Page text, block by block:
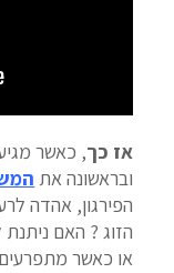
אז כך, כאשר
ובראשונה את
הפירגון, אהדה